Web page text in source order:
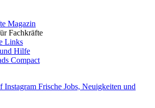
Magazin
Fachkräfte
Links
Hilfe
Compact
Instagram Frische Jobs, Neuigkeiten und